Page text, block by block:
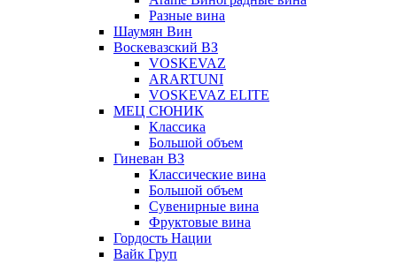
Разные вина
Шаумян Вин
Воскевазский ВЗ
VOSKEVAZ
ARARTUNI
VOSKEVAZ ELITE
МЕЦ СЮНИК
Классика
Большой объем
Гиневан ВЗ
Классические вина
Большой объем
Сувенирные вина
Фруктовые вина
Гордость Нации
Вайк Груп